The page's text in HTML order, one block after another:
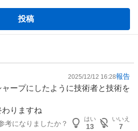
投稿
2025/12/12 16:28報告
ープにしたように技術者と技術を
りますね
考になりましたか？
はい
13
いいえ
7